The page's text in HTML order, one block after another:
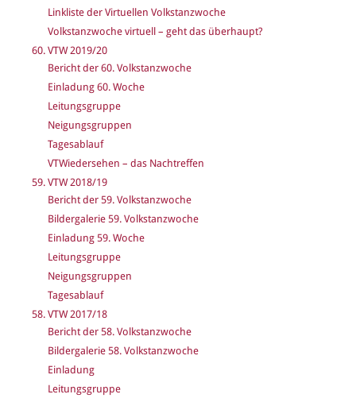
Linkliste der Virtuellen Volkstanzwoche
Volkstanzwoche virtuell – geht das überhaupt?
60. VTW 2019/20
Bericht der 60. Volkstanzwoche
Einladung 60. Woche
Leitungsgruppe
Neigungsgruppen
Tagesablauf
VTWiedersehen – das Nachtreffen
59. VTW 2018/19
Bericht der 59. Volkstanzwoche
Bildergalerie 59. Volkstanzwoche
Einladung 59. Woche
Leitungsgruppe
Neigungsgruppen
Tagesablauf
58. VTW 2017/18
Bericht der 58. Volkstanzwoche
Bildergalerie 58. Volkstanzwoche
Einladung
Leitungsgruppe